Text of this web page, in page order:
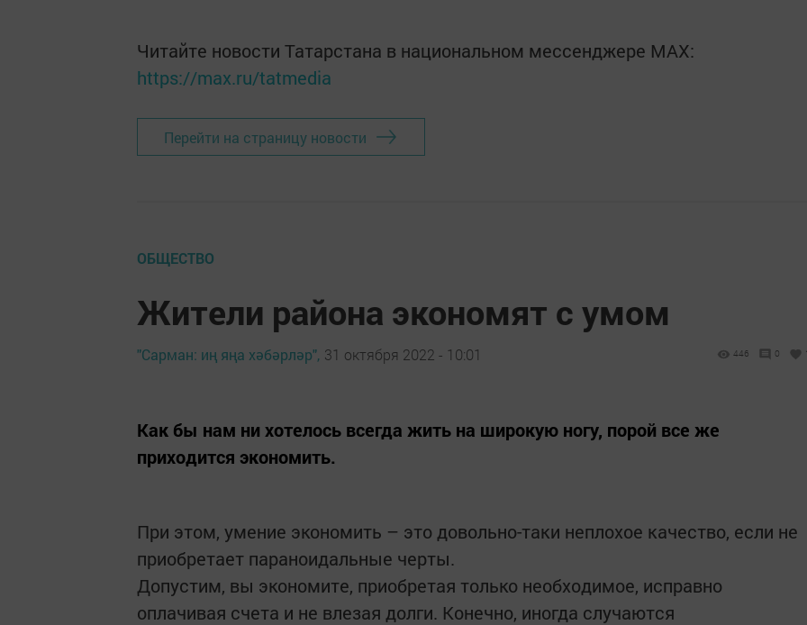
Читайте новости Татарстана в национальном мессенджере MАХ:
https://max.ru/tatmedia
Перейти на страницу новости
ОБЩЕСТВО
Жители района экономят с умом
"Сарман: иң яңа хәбәрләр", 31 октября 2022 - 10:01 446 0
Как бы нам ни хотелось всегда жить на широкую ногу, порой все же
приходится экономить.
При этом, умение экономить – это довольно-таки неплохое качество, если не
приобретает параноидальные черты.
Допустим, вы экономите, приобретая только необходимое, исправно
оплачивая счета и не влезая долги. Конечно, иногда случаются